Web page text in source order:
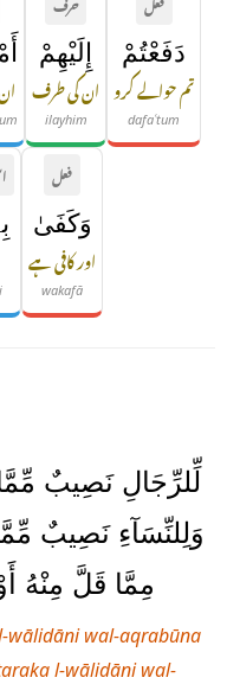
دَفَعْتُمْ
تم حوالے کرو
dafaʿtum
إِلَيْهِمْ
ان کی طرف
ilayhim
فعل
وَكَفَىٰ
اور کافی ہے
wakafā
لِّلرِّجَالِ نَصِيبٌ
وَلِلنِّسَآءِ نَصِيبٌ
مِمَّا قَلَّ مِنْهُ
wal-aqrabūna
l-wālidāni wal-